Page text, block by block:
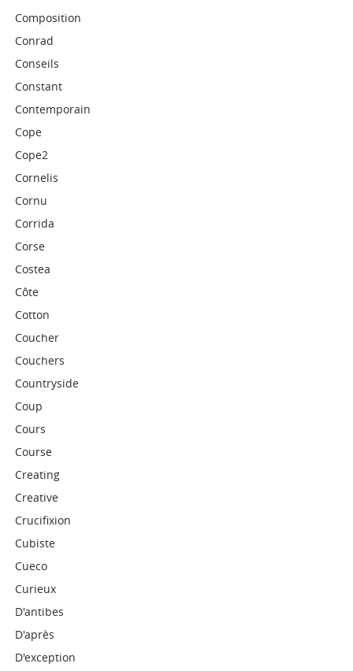
Composition
Conrad
Conseils
Constant
Contemporain
Cope
Cope2
Cornelis
Cornu
Corrida
Corse
Costea
Côte
Cotton
Coucher
Couchers
Countryside
Coup
Cours
Course
Creating
Creative
Crucifixion
Cubiste
Cueco
Curieux
D'antibes
D'après
D'exception